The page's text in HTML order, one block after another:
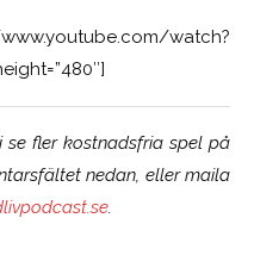
watch?
fler kostnadsfria spel på
nedan, eller maila
.